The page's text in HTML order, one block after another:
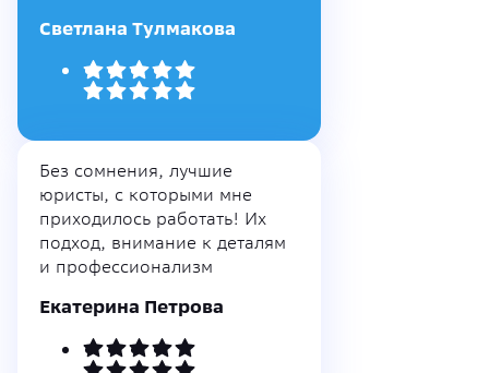
Светлана Тулмакова
Без сомнения, лучшие
юристы, с которыми мне
приходилось работать! Их
подход, внимание к деталям
и профессионализм
Екатерина Петрова